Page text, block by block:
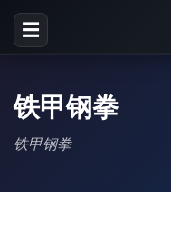
☰
铁甲钢拳
铁甲钢拳